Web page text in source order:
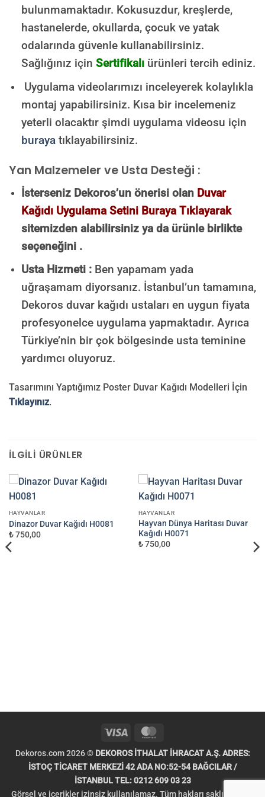
bulunmamaktadır. Kokusuzdur, kreşlerde,
hastanelerde, okullarda, çocuk ve yatak
odalarında güvenle kullanabilirsiniz.
Sağlığınız için Sertifikalıürünleri tercih ediniz.
Uygulama videolarımızı inceleyerek kolaylıkla
montaj yapabilirsiniz. Kısa bir incelemeniz
yeterli olacaktır şimdi uygulama videosu için
burayatıklayabilirsiniz.
Yan Malzemeler ve Usta Desteği :
İsterseniz Dekoros’un önerisi olan Duvar
Kağıdı Uygulama Setini Buraya Tıklayarak
sitemizden alabilirsiniz ya da ürünle birlikte
seçeneğini .
Usta Hizmeti :Ben yapamam yada
uğraşamam diyorsanız. İstanbul’un tamamına,
Dekoros duvar kağıdı ustaları en uygun fiyata
profesyonelce uygulama yapmaktadır. Ayrıca
Türkiye’nin bir çok bölgesinde usta teminine
yardımcı oluyoruz.
Tasarımını Yaptığımız Poster Duvar Kağıdı Modelleri İçin
Tıklayınız.
İLGILI ÜRÜNLER
HAYVANLAR
Dinazor Duvar Kağıdı H0081
₺ 750,00
HAYVANLAR
Hayvan Dünya Haritası Duvar
Kağıdı H0071
₺ 750,00
Visa
Dekoros.com 2026 © DEKOROS İTHALAT İHRACAT A.Ş. ADRES:
İSTOÇ TİCARET MERKEZİ 42 ADA NO:52-54 BAĞCILAR /
İSTANBUL TEL: 0212 609 03 23
Görsel ve içerikler izinsiz kullanılamaz. Tüm hakları saklıdır. Telif